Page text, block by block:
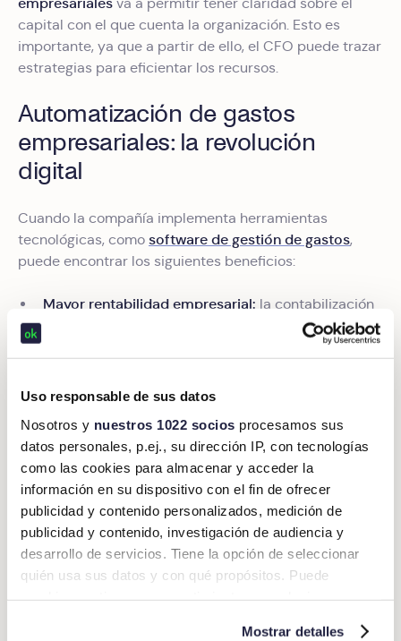
Uso responsable de sus datos
Nosotros y nuestros 1022 socios procesamos sus
datos personales, p.ej., su dirección IP, con tecnologías
como las cookies para almacenar y acceder la
información en su dispositivo con el fin de ofrecer
publicidad y contenido personalizados, medición de
publicidad y contenido, investigación de audiencia y
desarrollo de servicios. Tiene la opción de seleccionar
quién usa sus datos y con qué propósitos. Puede
Mostrar detalles
capital con el que cuenta la organización. Esto es
importante, ya que a partir de ello, el CFO puede trazar
estrategias para eficientar los recursos.
Automatización de gastos
empresariales: la revolución
digital
Cuando la compañía implementa herramientas
tecnológicas, como software de gestión de gastos,
puede encontrar los siguientes beneficios:
Mayor rentabilidad empresarial: la contabilización
de viáticos está bajo control en todo momento. Por
lo que se pueden eficientar los presupuestos.
una aplicación de gastos de viaje como
recuperan la mayoría de cfdi sat, permitiendo
deducir ante hacienda un mayor gasto de viáticos.
Ahorro de tiempo: para realizar las
comprobaciones de viáticos, cada empleado
emplea más de 80 horas anuales . Con un sistema
decontabilización de gastos, el empleado puede
utilizar ese tiempo en tareas de mayor valor.
Evita el error humano: Okticketpermite sincronizar
con un solo click los gastos enviados a aprobación
y los realizados con la tarjeta. En caso de